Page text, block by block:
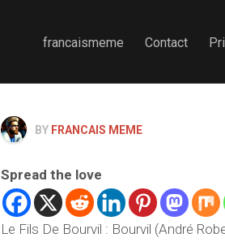
francaismeme Contact
BY FRANCAIS MEME
Spread the love
Le Fils De Bourvil : Bourvil (André